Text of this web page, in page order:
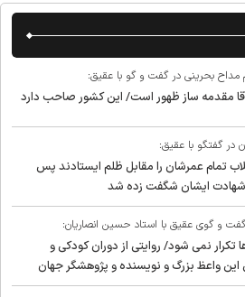
بحرینی در گفت و گو با عقیق:
مقدمه ساز ظهور است/ این کشور صاحب دارد
گفتگو با عقیق:
تمام عمرشان را مقابل ظلم ایستادند پس
شهادت ایشان شگفت زده شد
و گوی عقیق با استاد حسین انصاریان:
نمی شود/ روایتی از دوران کودکی و
این واعظ بزرگ و نویسنده و پژوهشگر جهان